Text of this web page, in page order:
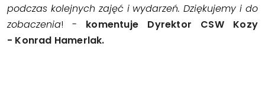
podczas kolejnych zajęć i wydarzeń. Dziękujemy i do
zobaczenia! - komentuje Dyrektor CSW Kozy
- Konrad Hamerlak.